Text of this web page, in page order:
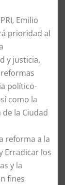
Emilio
prioridad al
y justicia,
político-
como la
la Ciudad
reforma a la
Erradicar los
y la
fines